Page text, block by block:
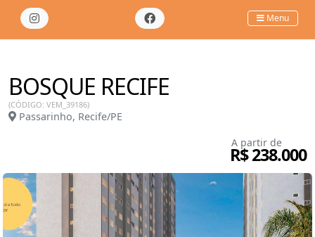
Menu
BOSQUE RECIFE
(CÓDIGO: VEM_39186)
Passarinho, Recife/PE
A partir de
R$ 238.000